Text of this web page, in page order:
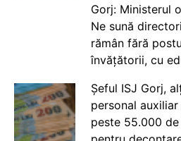
Gorj: Ministerul
Ne sună
rămân fără
învățătorii, cu
Șeful ISJ Gorj,
personal
peste 55.000